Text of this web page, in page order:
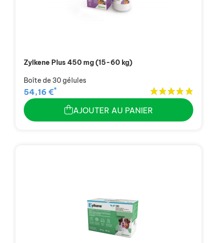
Zylkene Plus 450 mg (15-60 kg)
Boîte de 30 gélules
54,16 €*
AJOUTER AU PANIER